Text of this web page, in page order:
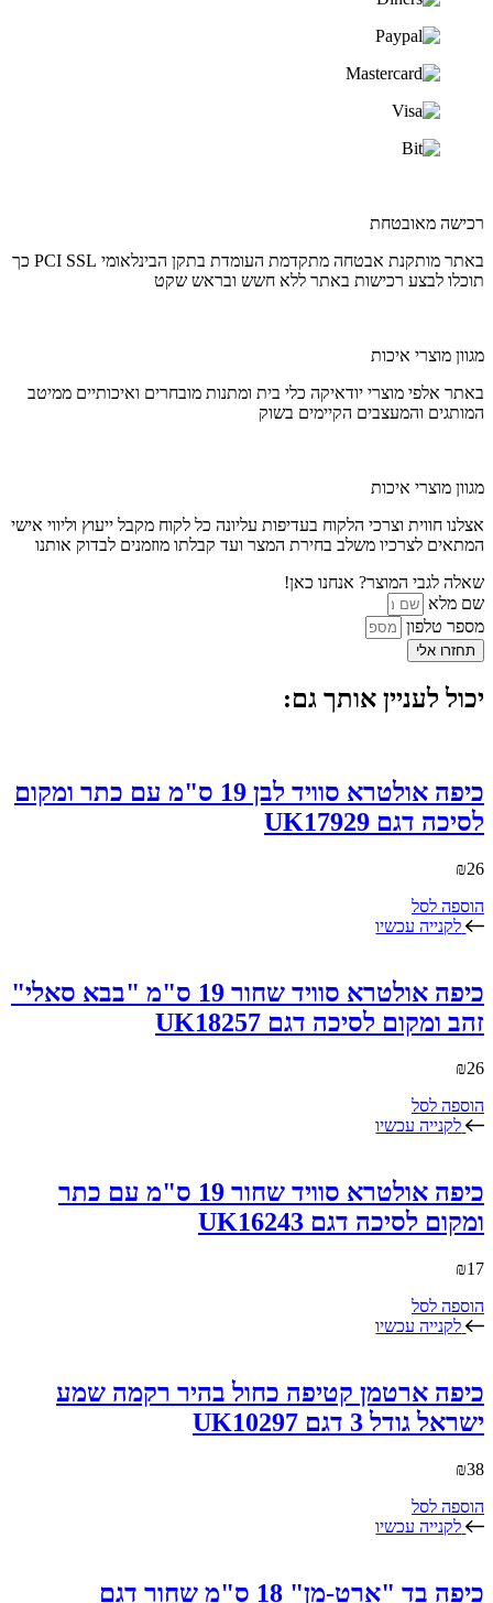
רכישה מאובטחת
באתר מותקנת אבטחה מתקדמת העומדת בתקן הבינלאומי PCI SSL כך
תוכלו לבצע רכישות באתר ללא חשש ובראש שקט
מגוון מוצרי איכות
באתר אלפי מוצרי יודאיקה כלי בית ומתנות מובחרים ואיכותיים ממיטב
המותגים והמעצבים הקיימים בשוק
מגוון מוצרי איכות
אצלנו חווית וצרכי הלקוח בעדיפות עליונה כל לקוח מקבל ייעוץ וליווי אישי
המתאים לצרכיו משלב בחירת המצר ועד קבלתו מוזמנים לבדוק אותנו
שאלה לגבי המוצר? אנחנו כאן!
שם מלא
מספר טלפון
תחזרו אלי
יכול לעניין אותך גם:
כיפה אולטרא סוויד לבן 19 ס"מ עם כתר ומקום
לסיכה דגם UK17929
₪26
הוספה לסל
לקנייה עכשיו
כיפה אולטרא סוויד שחור 19 ס"מ "בבא סאלי"
זהב ומקום לסיכה דגם UK18257
₪26
הוספה לסל
לקנייה עכשיו
כיפה אולטרא סוויד שחור 19 ס"מ עם כתר
ומקום לסיכה דגם UK16243
₪17
הוספה לסל
לקנייה עכשיו
כיפה ארטמן קטיפה כחול בהיר רקמה שמע
ישראל גודל 3 דגם UK10297
₪38
הוספה לסל
לקנייה עכשיו
כיפה בד "ארט-מן" 18 ס"מ שחור דגם